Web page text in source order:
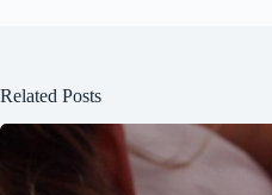
Related Posts